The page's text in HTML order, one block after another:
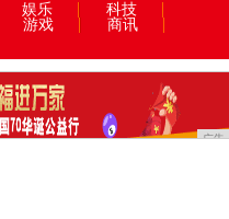
娱乐
科技
游戏
商讯
广告